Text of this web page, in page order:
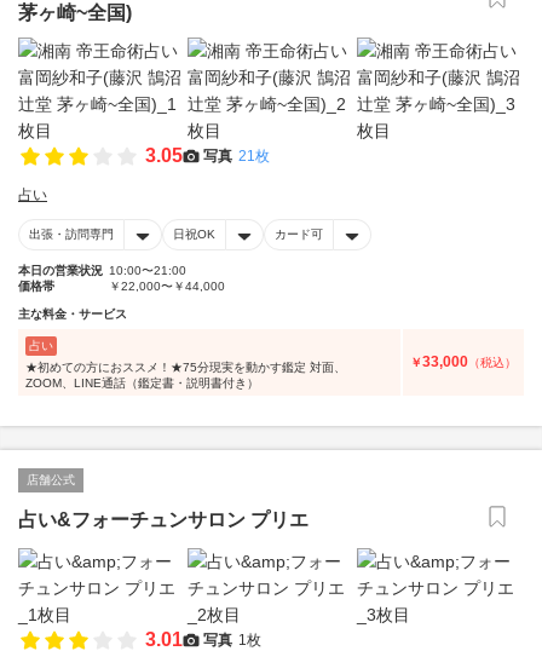
茅ヶ崎~全国)
3.05 写真 21枚
占い
出張・訪問専門 日祝OK カード可
本日の営業状況 10:00〜21:00
価格帯
￥22,000〜￥44,000
主な料金・サービス
占い
★初めての方におススメ！★75分現実を動かす鑑定 対面、
ZOOM、LINE通話（鑑定書・説明書付き）
￥33,000 （税込）
店舗公式
占い&フォーチュンサロン プリエ
3.01 写真 1枚